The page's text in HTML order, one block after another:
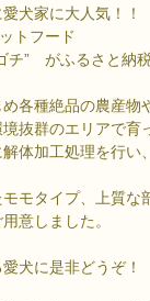
犬家に大人気！！
トフード
” がふるさと納税
各種絶品の農産物
抜群のエリアで育
体加工処理を行い
モモタイプ、上質
意しました。
犬に是非どうぞ！